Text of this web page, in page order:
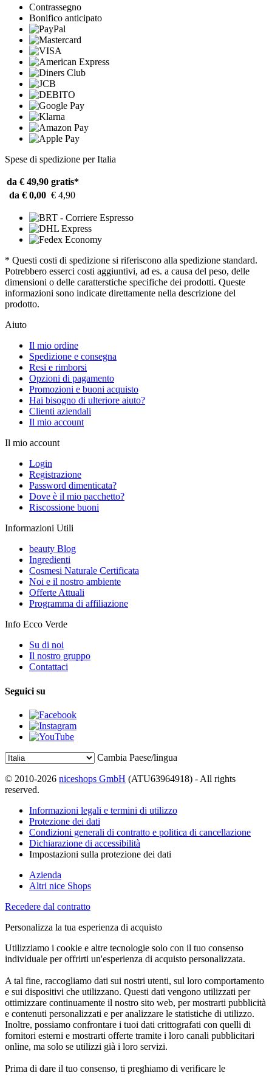
Contrassegno
Bonifico anticipato
Spese di spedizione per Italia
da € 49,90 gratis*
da € 0,00 € 4,90
* Questi costi di spedizione si riferiscono alla spedizione standard.
Potrebbero esserci costi aggiuntivi, ad es. a causa del peso, delle
dimensioni o delle caratterstiche specifiche dei prodotti. Queste
informazioni sono indicate direttamente nella descrizione del
prodotto.
Aiuto
Il mio ordine
Spedizione e consegna
Resi e rimborsi
Opzioni di pagamento
Promozioni e buoni acquisto
Hai bisogno di ulteriore aiuto?
Clienti aziendali
Il mio account
Il mio account
Login
Registrazione
Password dimenticata?
Dove è il mio pacchetto?
Riscossione buoni
Informazioni Utili
beauty Blog
Ingredienti
Cosmesi Naturale Certificata
Noi e il nostro ambiente
Offerte Attuali
Programma di affiliazione
Info Ecco Verde
Su di noi
Il nostro gruppo
Contattaci
Seguici su
Cambia Paese/lingua
© 2010-2026 niceshops GmbH (ATU63964918) - All rights
reserved.
Informazioni legali e termini di utilizzo
Protezione dei dati
Condizioni generali di contratto e politica di cancellazione
Dichiarazione di accessibilità
Impostazioni sulla protezione dei dati
Azienda
Altri nice Shops
Recedere dal contratto
Personalizza la tua esperienza di acquisto
Utilizziamo i cookie e altre tecnologie solo con il tuo consenso
individuale per offrirti un'esperienza di acquisto personalizzata.
A tal fine, raccogliamo dati sui nostri utenti, sul loro comportamento
e sui dispositivi che utilizzano. Questi dati vengono utilizzati per
ottimizzare continuamente il nostro sito web, per mostrarti pubblicità
e contenuti personalizzati e per analizzare le statistiche di utilizzo.
Inoltre, possiamo confrontare i tuoi dati crittografati con quelli di
fornitori esterni e mostrarti offerte tramite i loro canali pubblicitari
online, ma solo se utilizzi già i loro servizi.
Prima di dare il tuo consenso, ti preghiamo di verificare le